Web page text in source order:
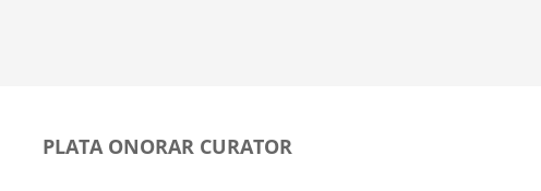
PLATA ONORAR CURATOR